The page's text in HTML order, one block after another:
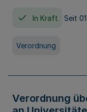
In Kraft Seit
Verordnung
Verordnung